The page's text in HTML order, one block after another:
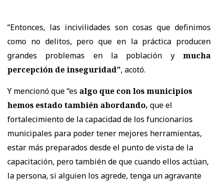
“Entonces, las incivilidades son cosas que definimos
como no delitos, pero que en la práctica producen
grandes problemas en la población y mucha
percepción de inseguridad”, acotó.
Y mencionó que “es algo que con los municipios
hemos estado también abordando, que el
fortalecimiento de la capacidad de los funcionarios
municipales para poder tener mejores herramientas,
estar más preparados desde el punto de vista de la
capacitación, pero también de que cuando ellos actúan,
la persona, si alguien los agrede, tenga un agravante